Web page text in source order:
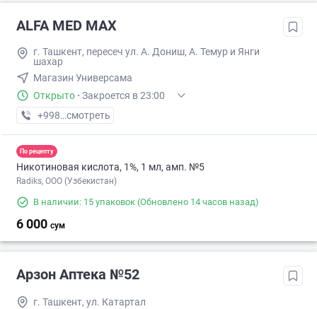
ALFA MED MAX
г. Ташкент, пересеч ул. А. Дониш, А. Темур и Янги
шахар
Магазин Универсама
Открыто · Закроется в 23:00
+998 (71) XXX-XX-XX
смотреть
По рецепту
Никотиновая кислота, 1%, 1 мл, амп. №5
Radiks, ООО (Узбекистан)
В наличии: 15 упаковок (Обновлено 14 часов назад)
6 000 сум
Арзон Аптека №52
г. Ташкент, ул. Катартал